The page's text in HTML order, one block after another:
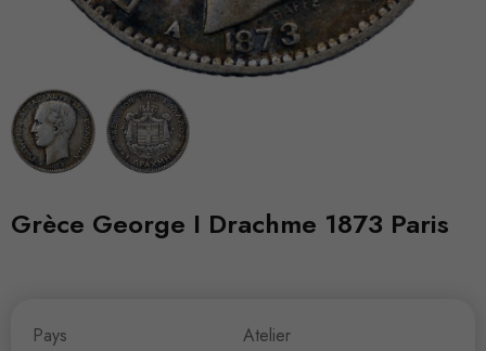
Grèce George I Drachme 1873 Paris
Pays
Atelier